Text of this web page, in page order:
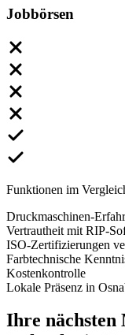
Jobbörsen
Funktionen im
Druckmaschinen-
Vertrautheit mit RIP-
ISO-Zertifizierungen
Farbtechnische
Kostenkontrolle
Lokale Präsenz in
Ihre nächsten